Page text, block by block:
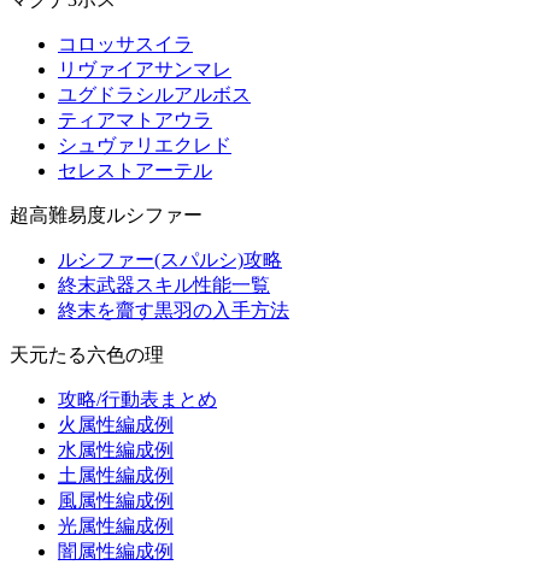
コロッサスイラ
リヴァイアサンマレ
ユグドラシルアルボス
ティアマトアウラ
シュヴァリエクレド
セレストアーテル
超高難易度ルシファー
ルシファー(スパルシ)攻略
終末武器スキル性能一覧
終末を齎す黒羽の入手方法
天元たる六色の理
攻略/行動表まとめ
火属性編成例
水属性編成例
土属性編成例
風属性編成例
光属性編成例
闇属性編成例